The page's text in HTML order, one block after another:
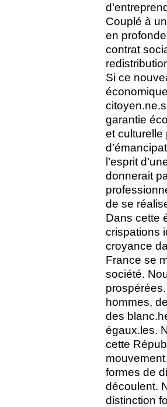
Couplé à
en
contrat
Si ce
garantie
et culturelle
l’esprit
donnerait
de se
Dans cette
crispations
croyance
France se
société.
hommes,
des
égaux.les.
cette
formes de
découlent.
distinction